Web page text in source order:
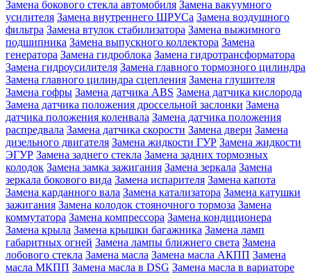
Замена бокового стекла автомобиля Замена вакуумного
усилителя Замена внутреннего ШРУСа Замена воздушного
фильтра Замена втулок стабилизатора Замена выжимного
подшипника Замена выпускного коллектора Замена
генератора Замена гидроблока Замена гидротрансформатора
Замена гидроусилителя Замена главного тормозного цилиндра
Замена главного цилиндра сцепления Замена глушителя
Замена гофры Замена датчика ABS Замена датчика кислорода
Замена датчика положения дроссельной заслонки Замена
датчика положения коленвала Замена датчика положения
распредвала Замена датчика скорости Замена двери Замена
дизельного двигателя Замена жидкости ГУР Замена жидкости
ЭГУР Замена заднего стекла Замена задних тормозных
колодок Замена замка зажигания Замена зеркала Замена
зеркала бокового вида Замена испарителя Замена капота
Замена карданного вала Замена катализатора Замена катушки
зажигания Замена колодок стояночного тормоза Замена
коммутатора Замена компрессора Замена кондиционера
Замена крыла Замена крышки багажника Замена ламп
габаритных огней Замена лампы ближнего света Замена
лобового стекла Замена масла Замена масла АКПП Замена
масла МКПП Замена масла в DSG Замена масла в вариаторе